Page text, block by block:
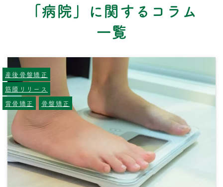
「病院」に関するコラム
一覧
産後骨盤矯正
筋膜リリース
背骨矯正
骨盤矯正